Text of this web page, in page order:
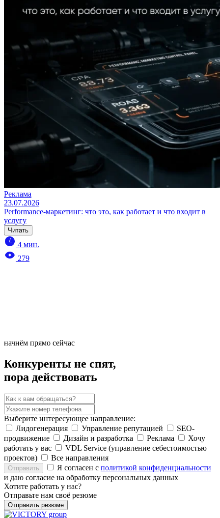
Реклама
23.07.2026
Performance-маркетинг: что это, как работает и что входит в
услугу
Читать
4 мин.
279
начнём прямо сейчас
Конкуренты не спят,
пора действовать
Выберите интересующее направление:
Лидогенерация
Управление репутацией
SEO-
продвижение
Дизайн и разработка Реклама
Хочу
работать у вас
VDL Service (управление себестоимостью
проектов)
Все направления
Отправить Я согласен с политикой конфиденциальности
и даю согласие на обработку персональных данных
Хотите работать у нас?
Отправьте нам своё резюме
Отправить резюме